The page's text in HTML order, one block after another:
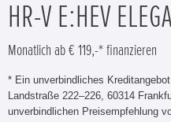
HR-V E:HEV
Monatlich ab € 119,-* finanzieren
* Ein unverbindliches
Landstraße 222–226, 60314
unverbindlichen Preisempfehlung